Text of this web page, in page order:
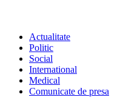
Actualitate
Politic
Social
International
Medical
Comunicate de presa